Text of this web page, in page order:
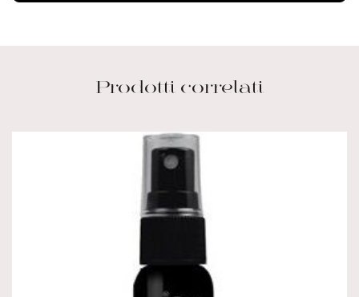
Prodotti correlati